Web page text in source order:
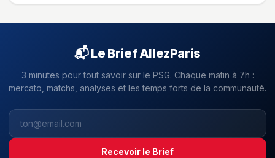
📬 Le Brief AllezParis
3 minutes pour tout savoir sur le PSG. Chaque matin à 7h :
mercato, matchs, analyses et les temps forts de la communauté.
Recevoir le Brief